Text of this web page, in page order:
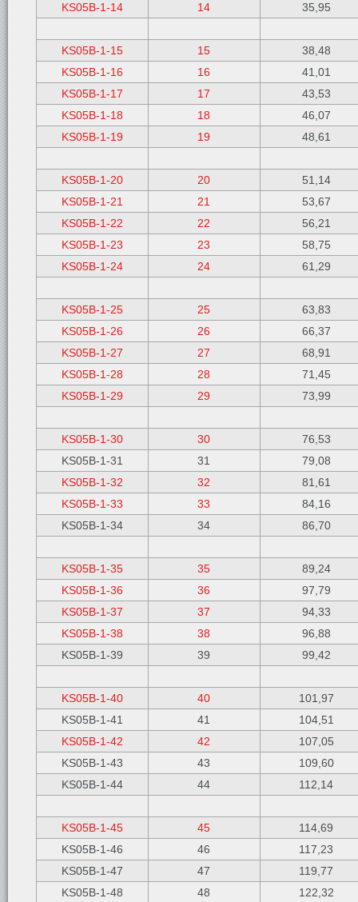
KS05B-1-14
14 35,95
KS05B-1-15 15
38,48
KS05B-1-16
16
41,01
KS05B-1-17
17
43,53
KS05B-1-18
18
46,07
KS05B-1-19
19 48,61
KS05B-1-20 20
51,14
KS05B-1-21
21
53,67
KS05B-1-22
22
56,21
KS05B-1-23
23
58,75
KS05B-1-24
24 61,29
KS05B-1-25 25
63,83
KS05B-1-26
26
66,37
KS05B-1-27
27
68,91
KS05B-1-28
28
71,45
KS05B-1-29
29 73,99
KS05B-1-30 30
76,53
KS05B-1-31
31
79,08
KS05B-1-32
32
81,61
KS05B-1-33
33
84,16
KS05B-1-34
34 86,70
KS05B-1-35 35
89,24
KS05B-1-36
36
97,79
KS05B-1-37
37
94,33
KS05B-1-38
38
96,88
KS05B-1-39
39 99,42
KS05B-1-40 40
101,97
KS05B-1-41
41
104,51
KS05B-1-42
42
107,05
KS05B-1-43
43
109,60
KS05B-1-44
44 112,14
KS05B-1-45 45
114,69
KS05B-1-46
46
117,23
KS05B-1-47
47
119,77
KS05B-1-48
48 122,32